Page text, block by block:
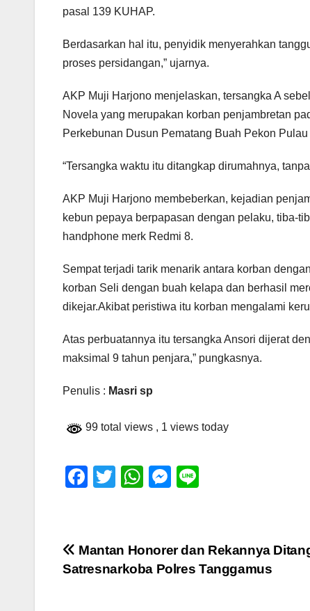
pasal 139 KUHAP.
Berdasarkan hal itu, penyidik menyerahkan
proses persidangan,” ujarnya.
AKP Muji Harjono menjelaskan, tersangka A
Novela yang merupakan korban penjambretan
Perkebunan Dusun Pematang Buah Pekon
“Tersangka waktu itu ditangkap dirumahnya,
AKP Muji Harjono membeberkan, kejadian
kebun pepaya berpapasan dengan pelaku, tiba-
handphone merk Redmi 8.
Sempat terjadi tarik menarik antara korban
korban Seli dengan buah kelapa dan berhasil
dikejar.Akibat peristiwa itu korban mengalami
Atas perbuatannya itu tersangka Ansori dijerat
maksimal 9 tahun penjara,” pungkasnya.
Penulis : Masri sp
99 total views , 1 views today
F
e
b
T
er
W
s
A
M
e
n
Navigasi
Mantan Honorer dan Rekannya
Satresnarkoba Polres Tanggamus